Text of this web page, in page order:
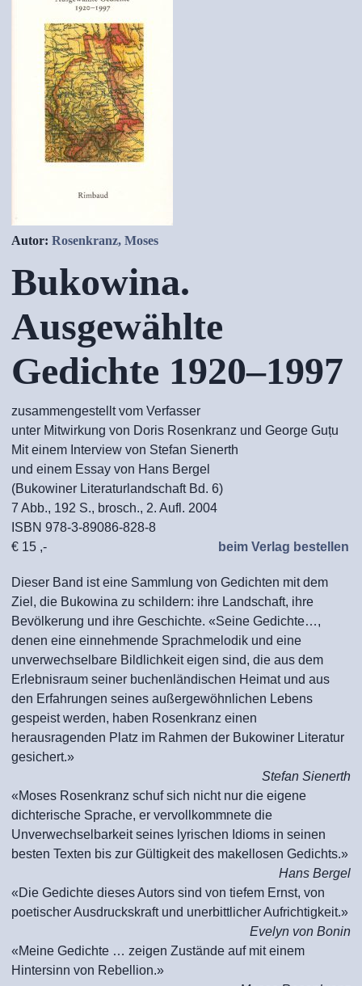
Autor: Rosenkranz, Moses
Bukowina.
Ausgewählte
Gedichte 1920–1997
zusammengestellt vom Verfasser
unter Mitwirkung von Doris Rosenkranz und George Guțu
Mit einem Interview von Stefan Sienerth
und einem Essay von Hans Bergel
(Bukowiner Literaturlandschaft Bd. 6)
7 Abb., 192 S., brosch., 2. Aufl. 2004
ISBN 978-3-89086-828-8
€ 15 ,-
beim Verlag bestellen
Dieser Band ist eine Sammlung von Gedichten mit dem
Ziel, die Bukowina zu schildern: ihre Landschaft, ihre
Bevölkerung und ihre Geschichte. «Seine Gedichte…,
denen eine einnehmende Sprachmelodik und eine
unverwechselbare Bildlichkeit eigen sind, die aus dem
Erlebnisraum seiner buchenländischen Heimat und aus
den Erfahrungen seines außergewöhnlichen Lebens
gespeist werden, haben Rosenkranz einen
herausragenden Platz im Rahmen der Bukowiner Literatur
gesichert.»
Stefan Sienerth
«Moses Rosenkranz schuf sich nicht nur die eigene
dichterische Sprache, er vervollkommnete die
Unverwechselbarkeit seines lyrischen Idioms in seinen
besten Texten bis zur Gültigkeit des makellosen Gedichts.»
Hans Bergel
«Die Gedichte dieses Autors sind von tiefem Ernst, von
poetischer Ausdruckskraft und unerbittlicher Aufrichtigkeit.»
Evelyn von Bonin
«Meine Gedichte … zeigen Zustände auf mit einem
Hintersinn von Rebellion.»